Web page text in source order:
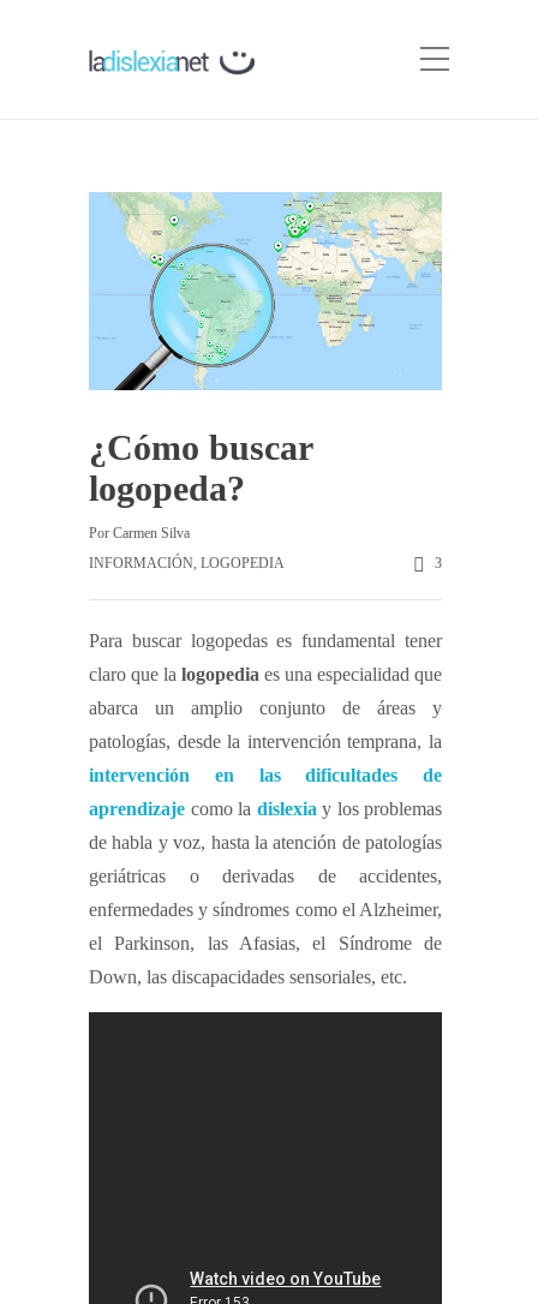
¿Cómo buscar
logopeda?
Por Carmen Silva
INFORMACIÓN, LOGOPEDIA 3
Para buscar logopedas es fundamental tener
claro que la logopedia es una especialidad que
abarca un amplio conjunto de áreas y
patologías, desde la intervención temprana, la
intervención en las dificultades de
aprendizaje como la dislexia y los problemas
de habla y voz, hasta la atención de patologías
geriátricas o derivadas de accidentes,
enfermedades y síndromes como el Alzheimer,
el Parkinson, las Afasias, el Síndrome de
Down, las discapacidades sensoriales, etc.